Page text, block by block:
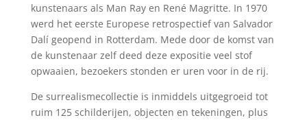
kunstenaars als Man Ray en René Magritte. In 1970
werd het eerste Europese retrospectief van Salvador
Dalí geopend in Rotterdam. Mede door de komst van
de kunstenaar zelf deed deze expositie veel stof
opwaaien, bezoekers stonden er uren voor in de rij.
De surrealismecollectie is inmiddels uitgegroeid tot
ruim 125 schilderijen, objecten en tekeningen, plus